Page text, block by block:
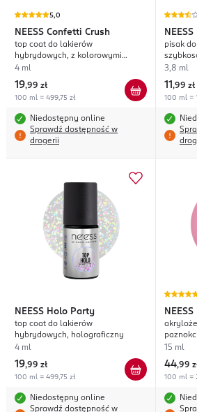
5,0
NEESS Confetti Crush
top coat do lakierów
hybrydowych, z kolorowymi
drobinkami
4 ml
19,99 zł
100 ml = 499,75 zł
Niedostępny online
Sprawdź dostępność w
drogerii
NEESS
pisak
3,8 ml
11 ,99 zł
100 ml =
NEESS Holo Party
top coat do lakierów
hybrydowych, holograficzny
4 ml
19,99 zł
100 ml = 499,75 zł
Niedostępny online
Sprawdź dostępność w
NEESS
15 ml
44,99
100 ml =